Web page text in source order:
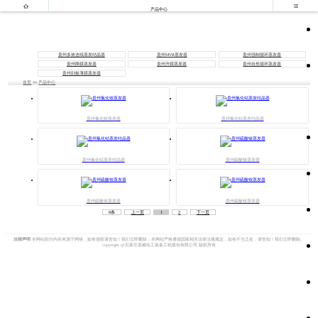

产品中心

贵州多效连续蒸发结晶器 贵州MVR蒸发器 贵州强制循环蒸发器
贵州降膜蒸发器 贵州升膜蒸发器 贵州自然循环蒸发器
贵州刮板薄膜蒸发器
首页 >> 产品中心
贵州氯化铵蒸发器 贵州氯化钴蒸发结晶器
贵州氯化钴蒸发结晶器 贵州硫酸镍蒸发器
贵州硫酸铵蒸发器 贵州硫酸铵蒸发器
8条 上一页 1 2 下一页
法律声明 本网站部分内容来源于网络，如有侵权请告知！我们立即删除；本网站严格遵循国家相关法律法规规定，如有不当之处，请告知！我们立即删除。
copyright @石家庄鼎威化工装备工程股份有限公司 版权所有